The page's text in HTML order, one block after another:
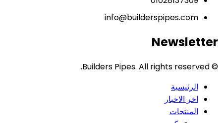
info@builderspipes.com
Newsletter
© Builders Pipes. All rights reserved.
الرئيسية
اخر الاخبار
المنتجات